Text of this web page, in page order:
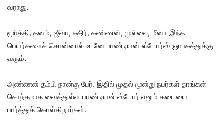
வராது.
மூர்த்தி, தனம், ஜீவா, கதிர், கண்ணன், முல்லை, மீனா இந்த
பெயர்களைச் சொன்னால் உடனே பாண்டியன் ஸ்டோர்ஸ் ஞாபகத்துக்கு
வரும்.
அண்ணன் தம்பி நான்கு பேர். இதில் முதல் மூன்று நபர்கள் தாங்கள்
சொந்தமாக வைத்துள்ள பாண்டியன் ஸ்டோர் எனும் கடையை
பார்த்துக் கொள்கிறார்கள்.